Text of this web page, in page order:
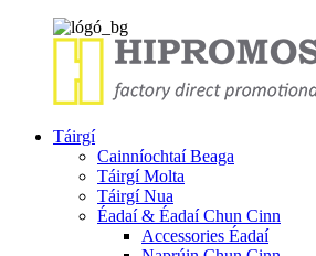
Táirgí
Cainníochtaí Beaga
Táirgí Molta
Táirgí Nua
Éadaí & Éadaí Chun Cinn
Accessories Éadaí